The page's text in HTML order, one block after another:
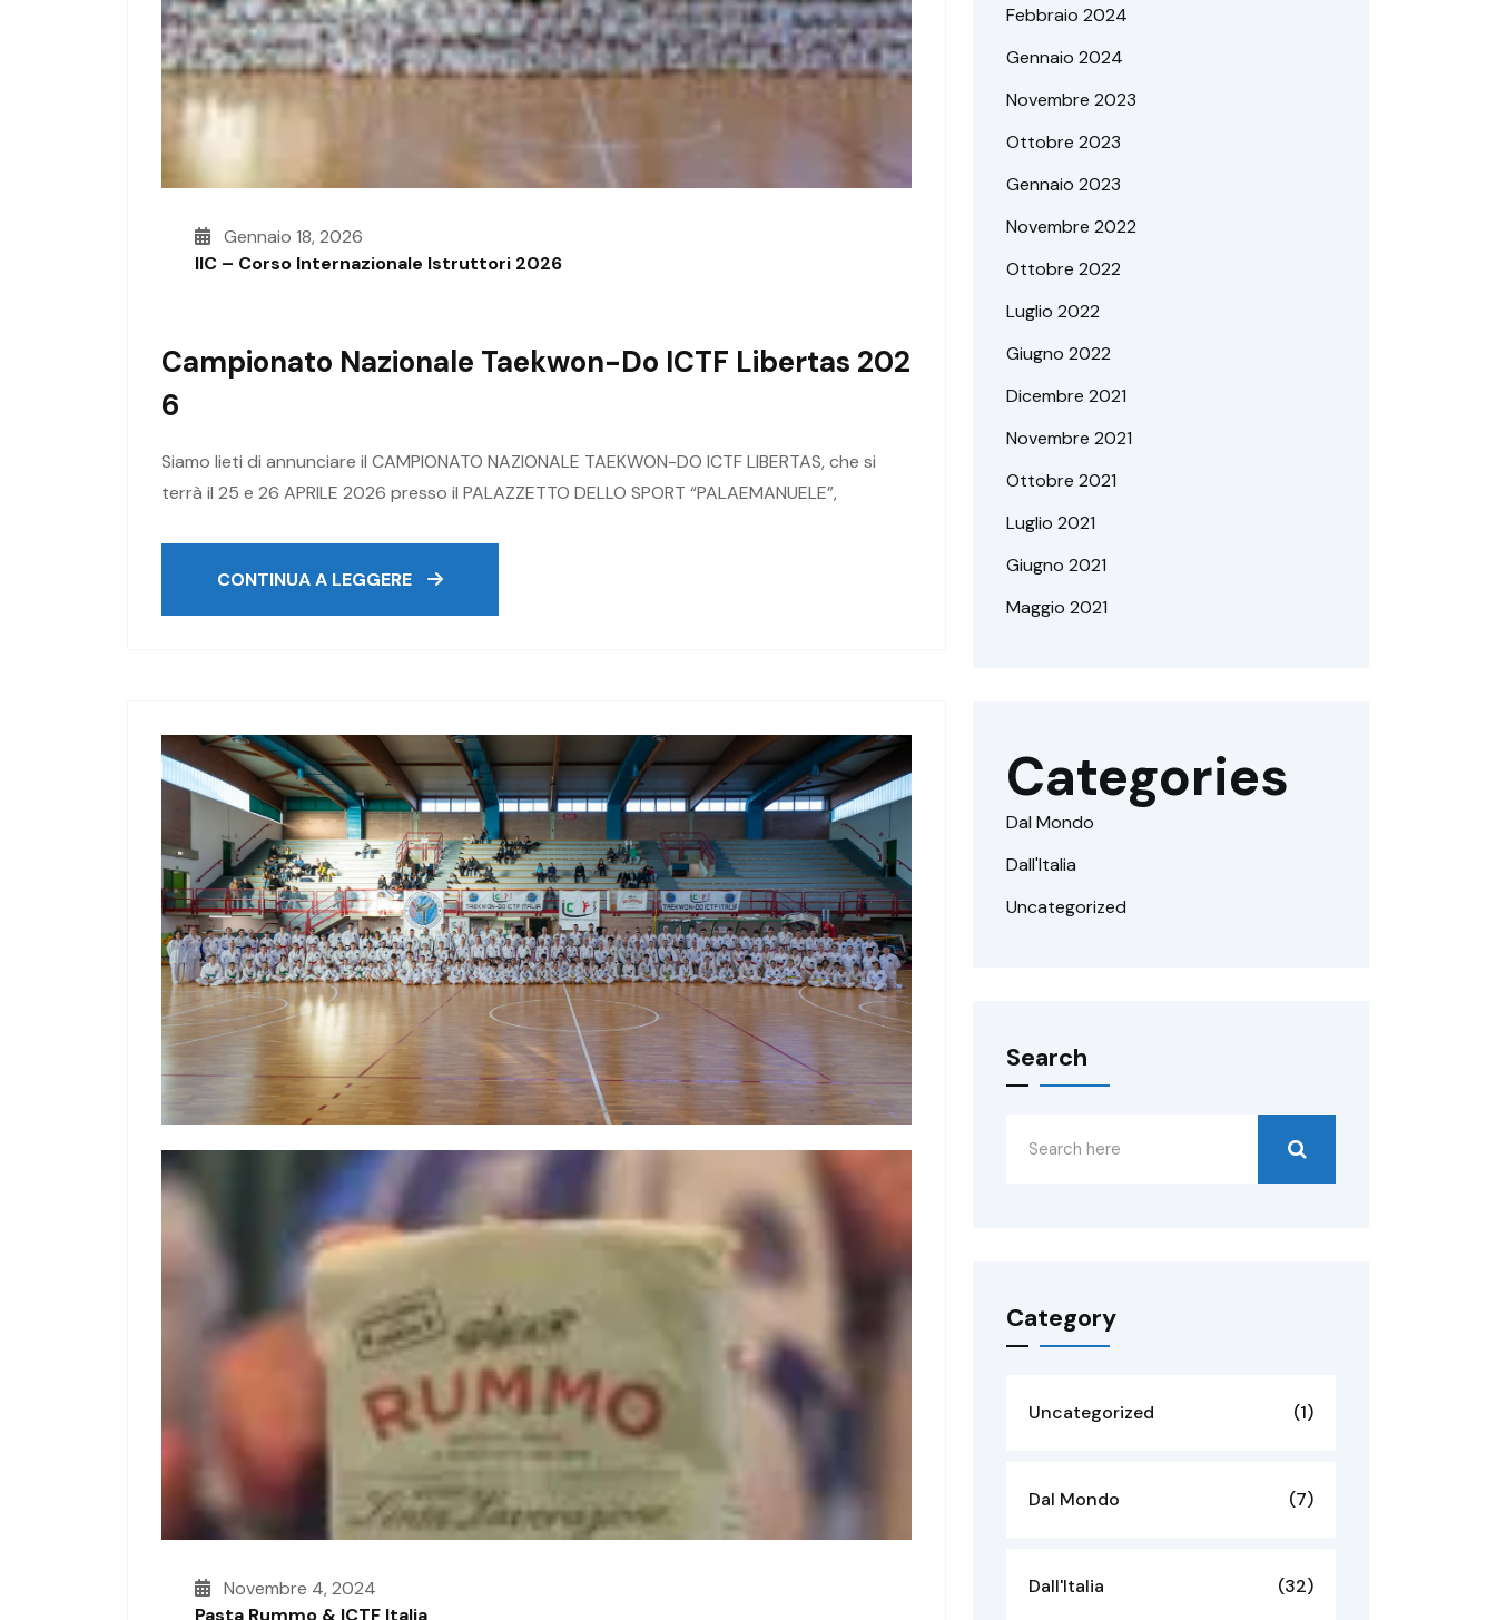
Gennaio 18, 2026
IIC – Corso Internazionale Istruttori 2026
Campionato Nazionale Taekwon-Do ICTF Libertas 202
6
Siamo lieti di annunciare il CAMPIONATO NAZIONALE TAEKWON-DO ICTF LIBERTAS, che si
terrà il 25 e 26 APRILE 2026 presso il PALAZZETTO DELLO SPORT “PALAEMANUELE”,
CONTINUA A LEGGERE
Novembre 4, 2024
Pasta Rummo & ICTF Italia
Febbraio 2024
Gennaio 2024
Novembre 2023
Ottobre 2023
Gennaio 2023
Novembre 2022
Ottobre 2022
Luglio 2022
Giugno 2022
Dicembre 2021
Novembre 2021
Ottobre 2021
Luglio 2021
Giugno 2021
Maggio 2021
Categories
Dal Mondo
Dall'Italia
Uncategorized
Search
Category
Uncategorized (1)
Dal Mondo (7)
Dall'Italia (32)